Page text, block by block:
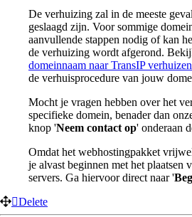
De verhuizing zal in de meeste
geslaagd zijn. Voor sommige
aanvullende stappen nodig of kan
de verhuizing wordt afgerond.
domeinnaam naar TransIP verhuizen
de verhuisprocedure van jouw
Mocht je vragen hebben over het
specifieke domein, benader dan
knop 'Neem contact op' onderaan
Omdat het webhostingpakket
je alvast beginnen met het plaatsen
servers. Ga hiervoor direct naar '
Delete